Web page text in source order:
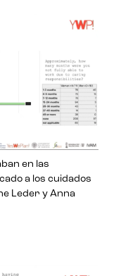
en las
a los cuidados
Leder y Anna